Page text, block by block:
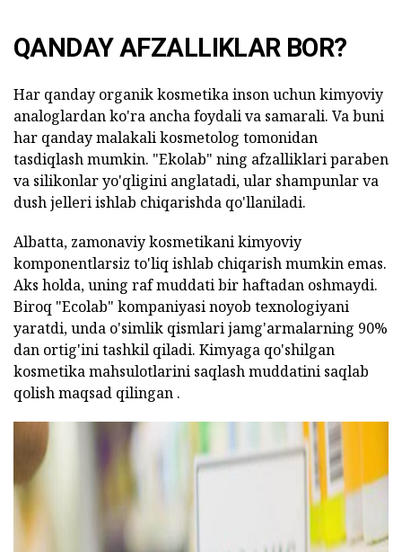
QANDAY AFZALLIKLAR BOR?
Har qanday organik kosmetika inson uchun kimyoviy
analoglardan ko'ra ancha foydali va samarali. Va buni
har qanday malakali kosmetolog tomonidan
tasdiqlash mumkin. "Ekolab" ning afzalliklari paraben
va silikonlar yo'qligini anglatadi, ular shampunlar va
dush jelleri ishlab chiqarishda qo'llaniladi.
Albatta, zamonaviy kosmetikani kimyoviy
komponentlarsiz to'liq ishlab chiqarish mumkin emas.
Aks holda, uning raf muddati bir haftadan oshmaydi.
Biroq "Ecolab" kompaniyasi noyob texnologiyani
yaratdi, unda o'simlik qismlari jamg'armalarning 90%
dan ortig'ini tashkil qiladi. Kimyaga qo'shilgan
kosmetika mahsulotlarini saqlash muddatini saqlab
qolish maqsad qilingan .